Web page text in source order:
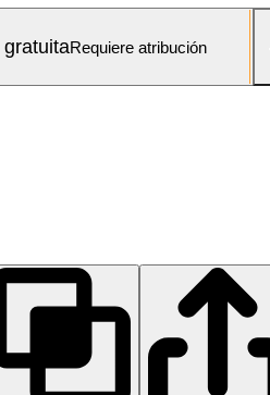
Requiere atribución